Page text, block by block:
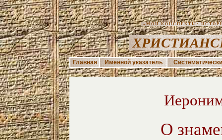
«МОИ КОНСПЕКТЫ:
Главная Именной указатель
О